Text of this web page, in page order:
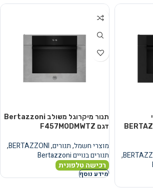
,
תנור מיקרוגל משולב Bertazzoni
דגם F457MODMWTZ
מוצרי חשמל,תנורים,
BERTAZZONI
,
תנורים בנויים Bertazzoni
רכישה טלפונית
מידע נוסף